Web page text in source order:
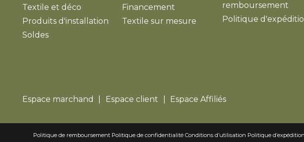
Textile et déco
Produits d'installation
Soldes
Financement
Textile sur mesure
remboursement
Politique
Espace marchand Espace client Espace Affiliés
Politique de remboursement Politique de confidentialité Conditions d’utilisation Politique d’expédition